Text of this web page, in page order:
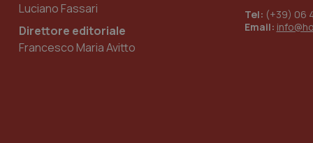
Luciano Fassari
Direttore editoriale
Francesco Maria Avitto
Tel: (+39) 06
Email:
__Secure-YNID